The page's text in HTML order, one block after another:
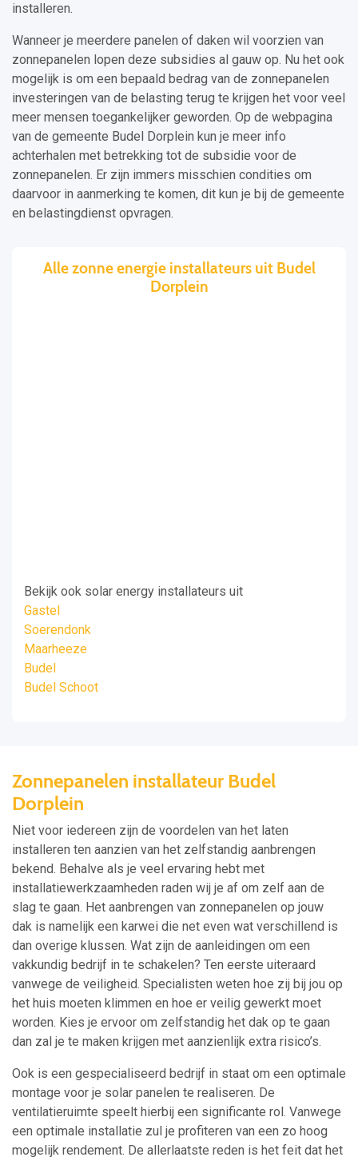
installeren.
Wanneer je meerdere panelen of daken wil voorzien van
zonnepanelen lopen deze subsidies al gauw op. Nu het ook
mogelijk is om een bepaald bedrag van de zonnepanelen
investeringen van de belasting terug te krijgen het voor veel
meer mensen toegankelijker geworden. Op de webpagina
van de gemeente Budel Dorplein kun je meer info
achterhalen met betrekking tot de subsidie voor de
zonnepanelen. Er zijn immers misschien condities om
daarvoor in aanmerking te komen, dit kun je bij de gemeente
en belastingdienst opvragen.
Alle zonne energie installateurs uit Budel
Dorplein
Bekijk ook solar energy installateurs uit
Gastel
Soerendonk
Maarheeze
Budel
Budel Schoot
Zonnepanelen installateur Budel
Dorplein
Niet voor iedereen zijn de voordelen van het laten
installeren ten aanzien van het zelfstandig aanbrengen
bekend. Behalve als je veel ervaring hebt met
installatiewerkzaamheden raden wij je af om zelf aan de
slag te gaan. Het aanbrengen van zonnepanelen op jouw
dak is namelijk een karwei die net even wat verschillend is
dan overige klussen. Wat zijn de aanleidingen om een
vakkundig bedrijf in te schakelen? Ten eerste uiteraard
vanwege de veiligheid. Specialisten weten hoe zij bij jou op
het huis moeten klimmen en hoe er veilig gewerkt moet
worden. Kies je ervoor om zelfstandig het dak op te gaan
dan zal je te maken krijgen met aanzienlijk extra risico’s.
Ook is een gespecialiseerd bedrijf in staat om een optimale
montage voor je solar panelen te realiseren. De
ventilatieruimte speelt hierbij een significante rol. Vanwege
een optimale installatie zul je profiteren van een zo hoog
mogelijk rendement. De allerlaatste reden is het feit dat het